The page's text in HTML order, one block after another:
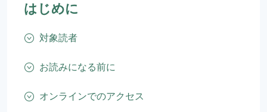
はじめに
対象読者
お読みになる前に
オンラインでのアクセス